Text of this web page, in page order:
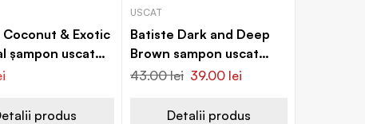
& Exotic
șampon uscat
și strălucire
produs
USCAT
Batiste Dark and Deep
Brown sampon uscat
pentru parul inchis la
43.00lei 39.00 lei
Detalii produs